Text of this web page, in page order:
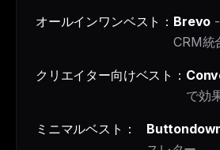
オールインワンベスト： Brevo
CRM統
クリエイター向けベスト：
で効
ミニマルベスト：